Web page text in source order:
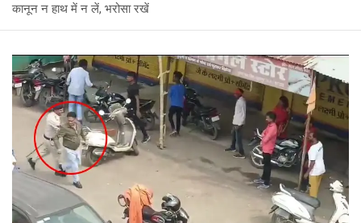
कानून न हाथ में न लें, भरोसा रखें